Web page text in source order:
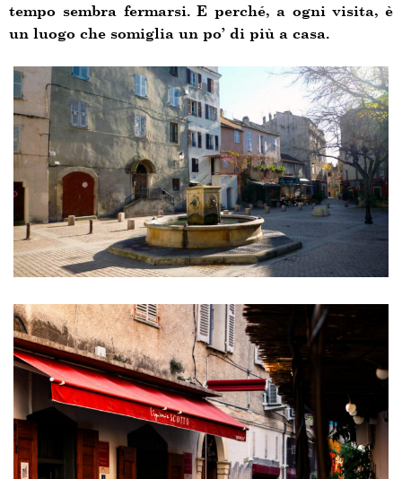
tempo sembra fermarsi. E perché, a ogni visita, è
un luogo che somiglia un po’ di più a casa.